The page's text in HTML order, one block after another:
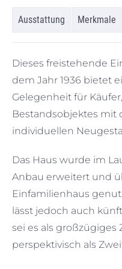
Ausstattung Merkmale
Dieses freistehende
dem Jahr 1936 bietet
Gelegenheit für
Bestandsobjektes mit
individuellen
Das Haus wurde im
Anbau erweitert und
Einfamilienhaus
lässt jedoch auch
sei es als großzügiges
perspektivisch als